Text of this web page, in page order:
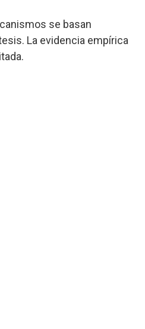
se basan
La evidencia empírica